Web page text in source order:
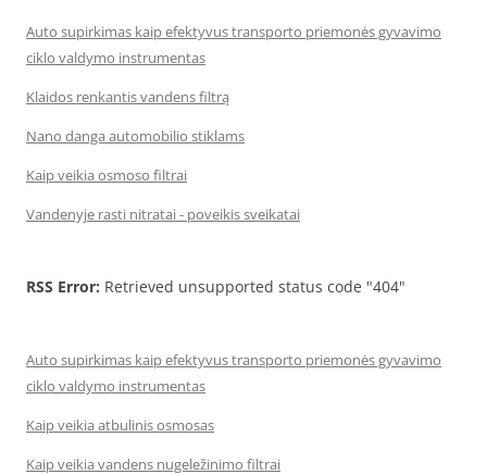
Auto supirkimas kaip efektyvus transporto priemonės gyvavimo
ciklo valdymo instrumentas
Klaidos renkantis vandens filtrą
Nano danga automobilio stiklams
Kaip veikia osmoso filtrai
Vandenyje rasti nitratai - poveikis sveikatai
RSS Error: Retrieved unsupported status code "404"
Auto supirkimas kaip efektyvus transporto priemonės gyvavimo
ciklo valdymo instrumentas
Kaip veikia atbulinis osmosas
Kaip veikia vandens nugeležinimo filtrai